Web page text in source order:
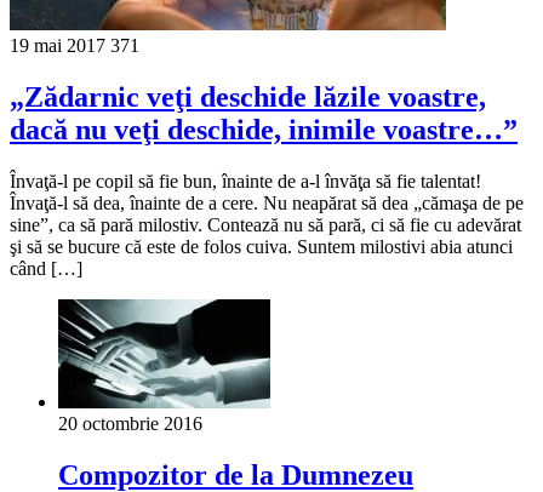
19 mai 2017 371
„Zădarnic veţi deschide lăzile voastre,
dacă nu veţi deschide, inimile voastre…”
Învaţă-l pe copil să fie bun, înainte de a-l învăţa să fie talentat!
Învaţă-l să dea, înainte de a cere. Nu neapărat să dea „cămaşa de pe
sine”, ca să pară milostiv. Contează nu să pară, ci să fie cu adevărat
şi să se bucure că este de folos cuiva. Suntem milostivi abia atunci
când […]
20 octombrie 2016
Compozitor de la Dumnezeu